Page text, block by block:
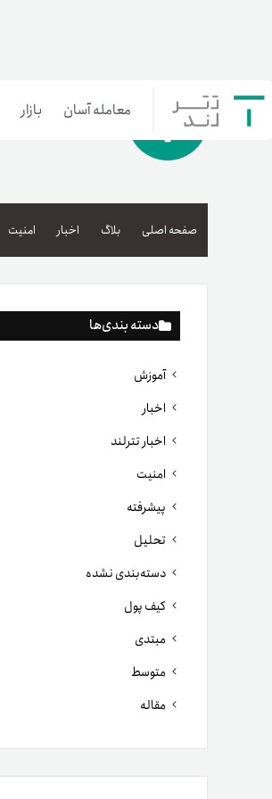
معامله آسان بازار
صفحه اصلی بلاگ اخبار امنیت
دسته بندی‌ها
آموزش
اخبار
اخبار تترلند
امنیت
پیشرفته
تحلیل
دسته‌بندی نشده
کیف پول
مبتدی
متوسط
مقاله